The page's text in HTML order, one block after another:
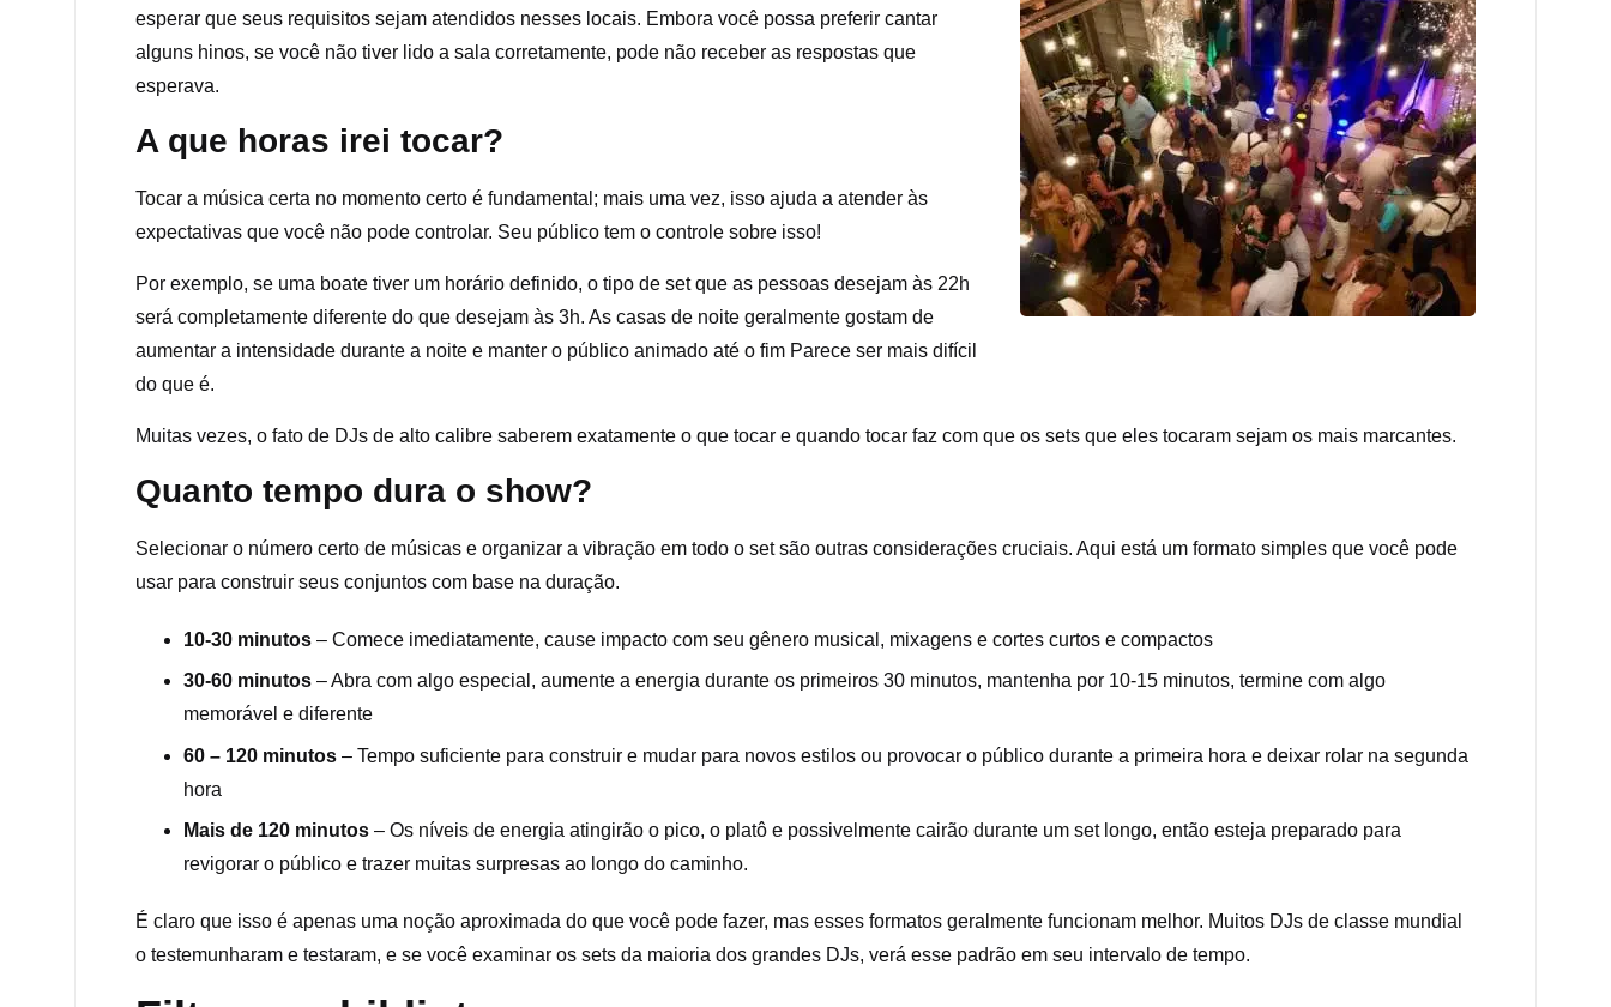
esperar que seus requisitos sejam atendidos nesses locais. Embora você possa preferir cantar
alguns hinos, se você não tiver lido a sala corretamente, pode não receber as respostas que
esperava.
A que horas irei tocar?
Tocar a música certa no momento certo é fundamental; mais uma vez, isso ajuda a atender às
expectativas que você não pode controlar. Seu público tem o controle sobre isso!
Por exemplo, se uma boate tiver um horário definido, o tipo de set que as pessoas desejam às 22h
será completamente diferente do que desejam às 3h. As casas de noite geralmente gostam de
aumentar a intensidade durante a noite e manter o público animado até o fim Parece ser mais difícil
do que é.
Muitas vezes, o fato de DJs de alto calibre saberem exatamente o que tocar e quando tocar faz com que os sets que eles tocaram sejam os mais marcantes.
Quanto tempo dura o show?
Selecionar o número certo de músicas e organizar a vibração em todo o set são outras considerações cruciais. Aqui está um formato simples que você pode
usar para construir seus conjuntos com base na duração.
10-30 minutos – Comece imediatamente, cause impacto com seu gênero musical, mixagens e cortes curtos e compactos
30-60 minutos – Abra com algo especial, aumente a energia durante os primeiros 30 minutos, mantenha por 10-15 minutos, termine com algo
memorável e diferente
60 – 120 minutos – Tempo suficiente para construir e mudar para novos estilos ou provocar o público durante a primeira hora e deixar rolar na segunda
hora
Mais de 120 minutos – Os níveis de energia atingirão o pico, o platô e possivelmente cairão durante um set longo, então esteja preparado para
revigorar o público e trazer muitas surpresas ao longo do caminho.
É claro que isso é apenas uma noção aproximada do que você pode fazer, mas esses formatos geralmente funcionam melhor. Muitos DJs de classe mundial
o testemunharam e testaram, e se você examinar os sets da maioria dos grandes DJs, verá esse padrão em seu intervalo de tempo.